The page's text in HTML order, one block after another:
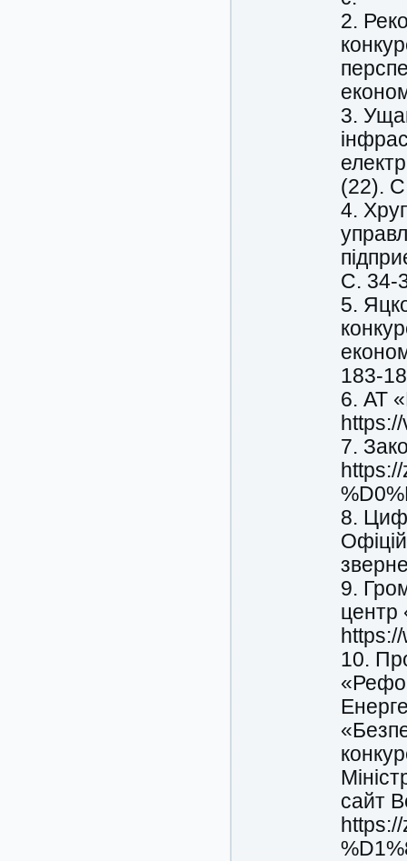
2.
3.
(22).
4.
С. 34-
5.
183-
6. АТ
7.
8.
9.
центр
10.
сайт